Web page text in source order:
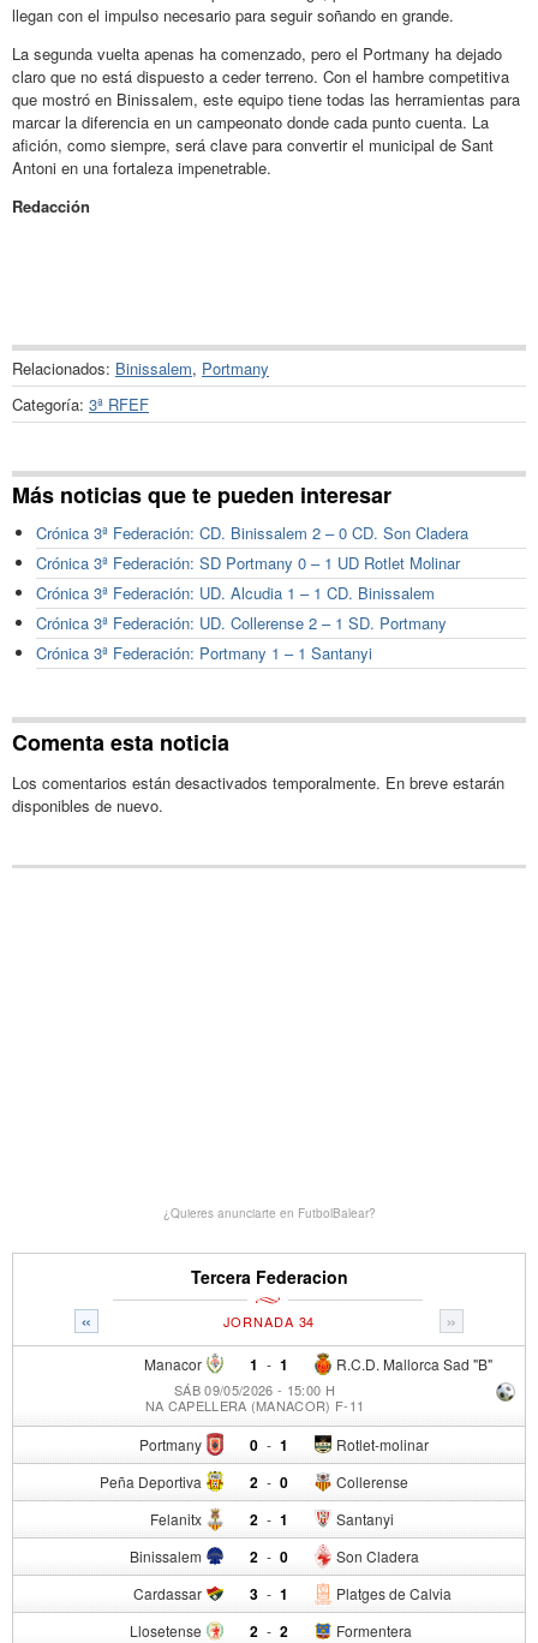
llegan con el impulso necesario para seguir soñando en grande.
La segunda vuelta apenas ha comenzado, pero el Portmany ha dejado
claro que no está dispuesto a ceder terreno. Con el hambre competitiva
que mostró en Binissalem, este equipo tiene todas las herramientas para
marcar la diferencia en un campeonato donde cada punto cuenta. La
afición, como siempre, será clave para convertir el municipal de Sant
Antoni en una fortaleza impenetrable.
Redacción
Relacionados: Binissalem, Portmany
Categoría: 3ª RFEF
Más noticias que te pueden interesar
Crónica 3ª Federación: CD. Binissalem 2 – 0 CD. Son Cladera
Crónica 3ª Federación: SD Portmany 0 – 1 UD Rotlet Molinar
Crónica 3ª Federación: UD. Alcudia 1 – 1 CD. Binissalem
Crónica 3ª Federación: UD. Collerense 2 – 1 SD. Portmany
Crónica 3ª Federación: Portmany 1 – 1 Santanyi
Comenta esta noticia
Los comentarios están desactivados temporalmente. En breve estarán
disponibles de nuevo.
¿Quieres anunciarte en FutbolBalear?
Tercera Federacion
« »
JORNADA 34
Manacor 1 - R.C.D. Mallorca Sad "B"
1
SÁB 09/05/2026 - 15:00 H
NA CAPELLERA (MANACOR) F-11
Portmany 0 - Rotlet-molinar
1
Peña Deportiva 2 - Collerense
0
Felanitx 2 - Santanyi
1
Binissalem 2 - Son Cladera
0
Cardassar 3 - Platges de Calvia
1
Llosetense 2 - Formentera
2